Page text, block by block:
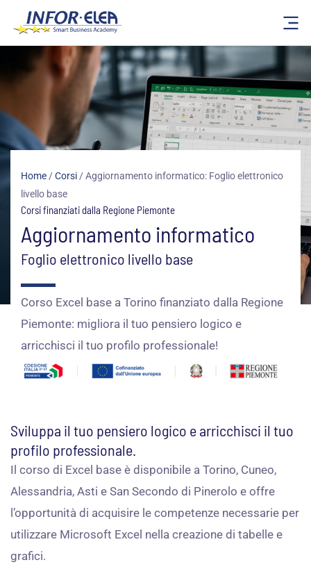
contenuto
Home/Corsi/Aggiornamento informatico: Foglio elettronico
livello base
Corsi finanziati dalla Regione Piemonte
Aggiornamento informatico
Foglio elettronico livello base
Corso Excel base a Torino finanziato dalla Regione
Piemonte: migliora il tuo pensiero logico e
arricchisci il tuo profilo professionale!
Sviluppa il tuo pensiero logico e arricchisci il tuo
profilo professionale.
Il corso di Excel base è disponibile a Torino, Cuneo,
Alessandria, Asti e San Secondo di Pinerolo e offre
l’opportunità di acquisire le competenze necessarie per
utilizzare Microsoft Excel nella creazione di tabelle e
grafici.